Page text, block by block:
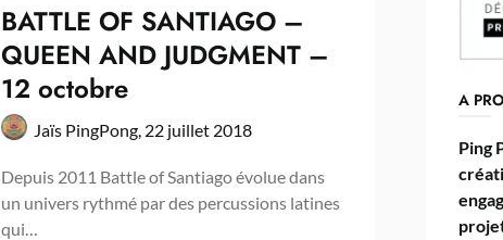
BATTLE OF SANTIAGO –
QUEEN AND JUDGMENT –
12 octobre
Jaïs PingPong, 22 juillet 2018
Depuis 2011 Battle of Santiago évolue dans
un univers rythmé par des percussions latines
qui…
A
Ping